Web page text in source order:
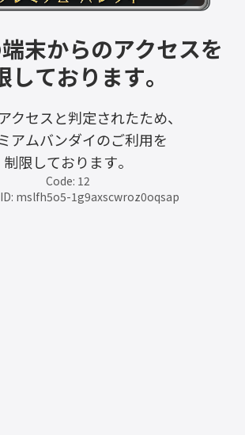
末からのアクセスを
しております。
クセスと判定されたため、
アムバンダイのご利用を
制限しております。
Code: 12
mslfh5o5-1g9axscwroz0oqsap